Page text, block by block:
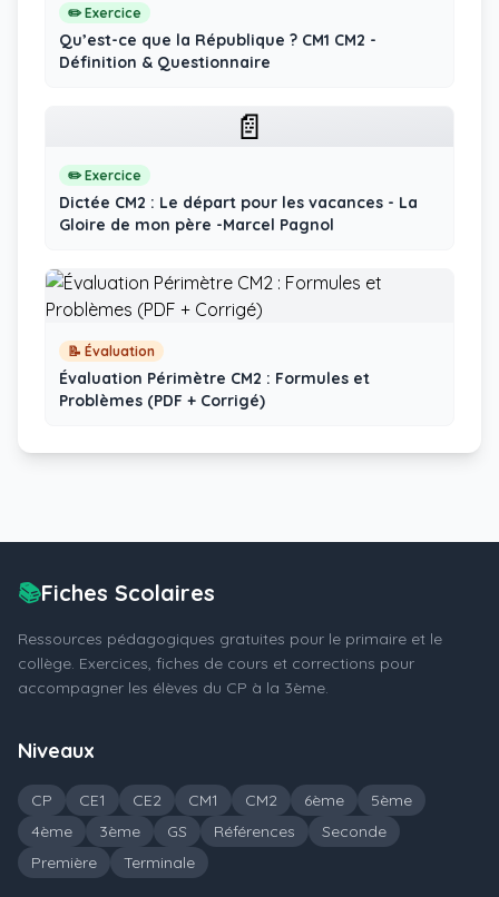
✏️ Exercice
Qu’est-ce que la République ? CM1 CM2 -
Définition & Questionnaire
📄
✏️ Exercice
Dictée CM2 : Le départ pour les vacances - La
Gloire de mon père -Marcel Pagnol
📝 Évaluation
Évaluation Périmètre CM2 : Formules et
Problèmes (PDF + Corrigé)
📚Fiches Scolaires
Ressources pédagogiques gratuites pour le primaire et le
collège. Exercices, fiches de cours et corrections pour
accompagner les élèves du CP à la 3ème.
Niveaux
CP CE1 CE2 CM1 CM2 6ème
5ème
4ème
3ème GS Références
Seconde
Première
Terminale